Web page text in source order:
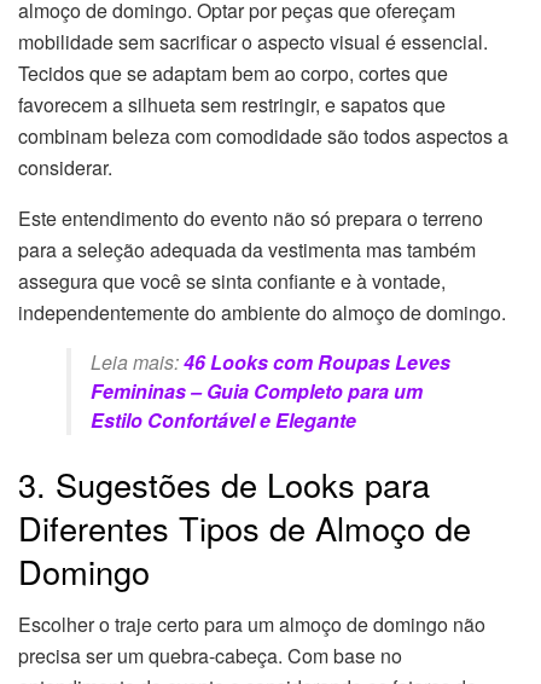
almoço de domingo. Optar por peças que ofereçam
mobilidade sem sacrificar o aspecto visual é essencial.
Tecidos que se adaptam bem ao corpo, cortes que
favorecem a silhueta sem restringir, e sapatos que
combinam beleza com comodidade são todos aspectos a
considerar.
Este entendimento do evento não só prepara o terreno
para a seleção adequada da vestimenta mas também
assegura que você se sinta confiante e à vontade,
independentemente do ambiente do almoço de domingo.
Leia mais:46 Looks com Roupas Leves
Femininas – Guia Completo para um
Estilo Confortável e Elegante
3. Sugestões de Looks para
Diferentes Tipos de Almoço de
Domingo
Escolher o traje certo para um almoço de domingo não
precisa ser um quebra-cabeça. Com base no